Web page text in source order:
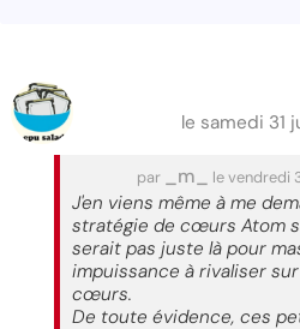
le samedi 31
par _m_ le vendredi
J'en viens même à me
stratégie de cœurs Atom
serait pas juste là pour
impuissance à rivaliser
cœurs.
De toute évidence, ces